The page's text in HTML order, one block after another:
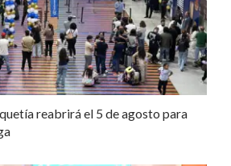
reabrirá el 5 de agosto para